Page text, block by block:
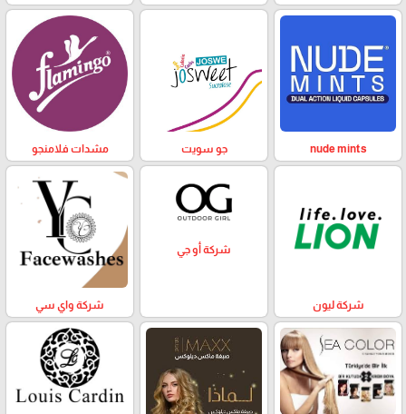
nude mints جو سويت مشدات فلامنجو
شركة ليون
شركة أو جي
شركة واي سي